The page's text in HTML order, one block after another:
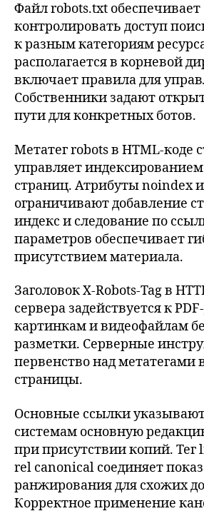
Файл robots.txt обеспечивает
контролировать доступ
к разным категориям
располагается в корневой
включает правила для
Собственники задают
пути для конкретных ботов.
Метатег robots в HTML-коде
управляет
страниц. Атрибуты noindex
ограничивают добавление
индекс и следование по
параметров обеспечивает
присутствием материала.
Заголовок X-Robots-Tag в
сервера задействуется к
картинкам и видеофайлам
разметки. Серверные
первенство над метатегами
страницы.
Основные ссылки
системам основную
при присутствии копий. Тег
rel canonical соединяет
ранжирования для схожих
Корректное применение